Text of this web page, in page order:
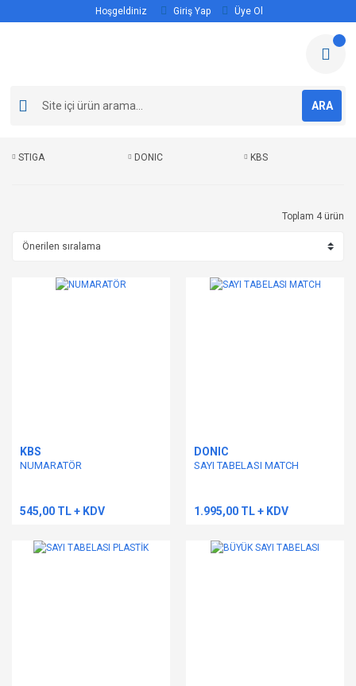
Hoşgeldiniz Giriş Yap Üye Ol
ARA
STIGA DONIC KBS
Toplam 4 ürün
KBS
NUMARATÖR
545,00 TL + KDV
DONIC
SAYI TABELASI MATCH
1.995,00 TL + KDV